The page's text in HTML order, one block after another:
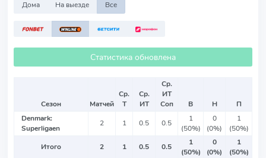
Дома На выезде Все
Статистика обновлена
Сезон Матчей
Ср.
Т
Ср.
ИТ
Ср.
ИТ
Соп
В Н
П
Denmark:
Superligaen
2 1 0.5 0.5
1
(50%)
0
(0%)
1
(50%)
Итого
2 1 0.5 0.5
1
(50%)
0
(0%)
1
(50%)